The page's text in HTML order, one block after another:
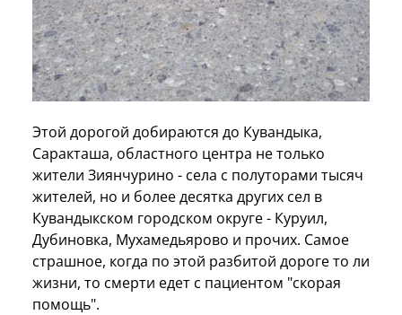
Этой дорогой добираются до Кувандыка,
Саракташа, областного центра не только
жители Зиянчурино - села с полуторами тысяч
жителей, но и более десятка других сел в
Кувандыкском городском округе - Куруил,
Дубиновка, Мухамедьярово и прочих. Самое
страшное, когда по этой разбитой дороге то ли
жизни, то смерти едет с пациентом "скорая
помощь".